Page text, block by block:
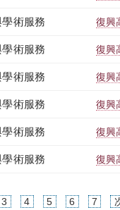
術服務 復興
術服務 復興
術服務 復興
術服務 復興
術服務 復興
術服務 復興
3 4 5 6 7